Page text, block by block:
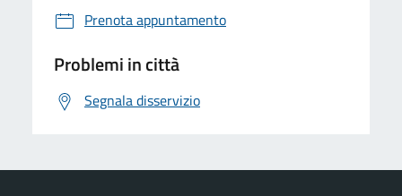
Prenota appuntamento
Problemi in città
Segnala disservizio